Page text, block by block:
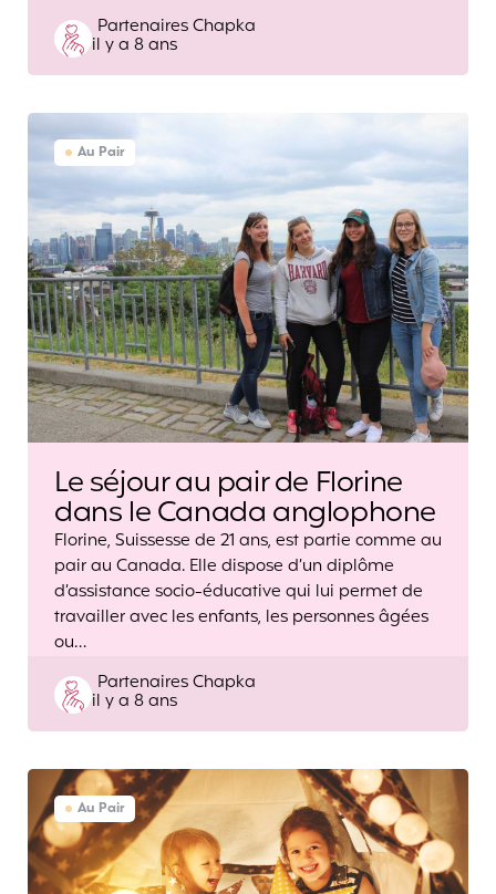
Posted
by
Partenaires Chapka
il y a 8 ans
Au Pair
Le séjour au pair de Florine
dans le Canada anglophone
Florine, Suissesse de 21 ans, est partie comme au
pair au Canada. Elle dispose d’un diplôme
d’assistance socio-éducative qui lui permet de
travailler avec les enfants, les personnes âgées
ou…
Posted
by
Partenaires Chapka
il y a 8 ans
Au Pair